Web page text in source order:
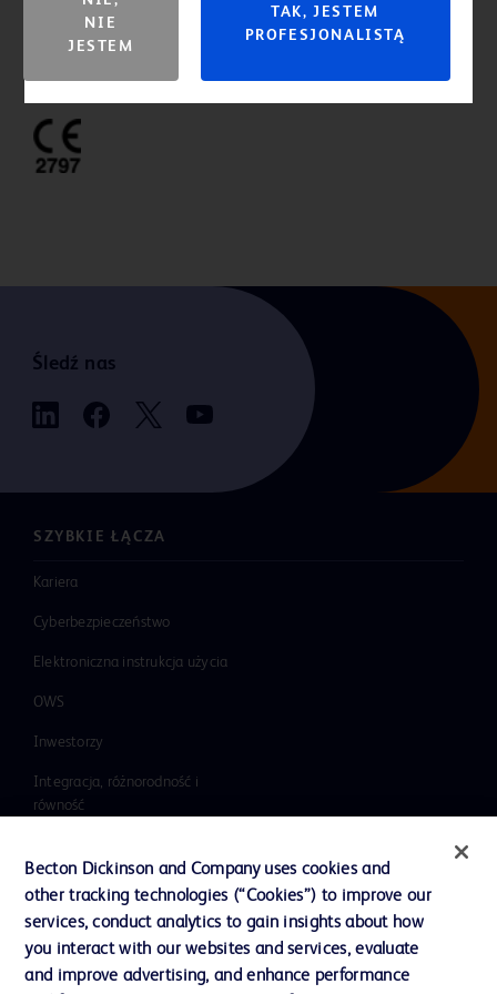
ostrożności, powikłań i zdarzeń niepożądanych oraz szczegółowe
informacje dotyczące bezpieczeństwa znajdują się w instrukcji
Śledź nas
SZYBKIE ŁĄCZA
Kariera
Cyberbezpieczeństwo
Elektroniczna instrukcja użycia
OWS
Inwestorzy
Integracja, różnorodność i
równość
Nasza firma
Etyka i zgodność z przepisami
Dział wsparcia
NIE
JESTEM
TAK, JESTEM
PROFESJONALISTĄ
Becton Dickinson and Company uses cookies and
other tracking technologies (“Cookies”) to improve our
services, conduct analytics to gain insights about how
you interact with our websites and services, evaluate
and improve advertising, and enhance performance